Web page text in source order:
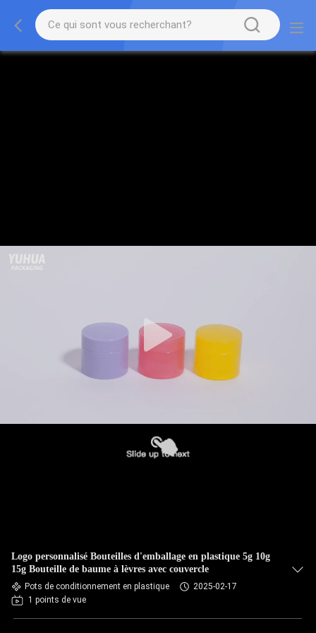
Logo personnalisé Bouteilles d'emballage en plastique 5g 10g
15g Bouteille de baume à lèvres avec couvercle
Pots de conditionnement en plastique
2025-02-17
1 points de vue